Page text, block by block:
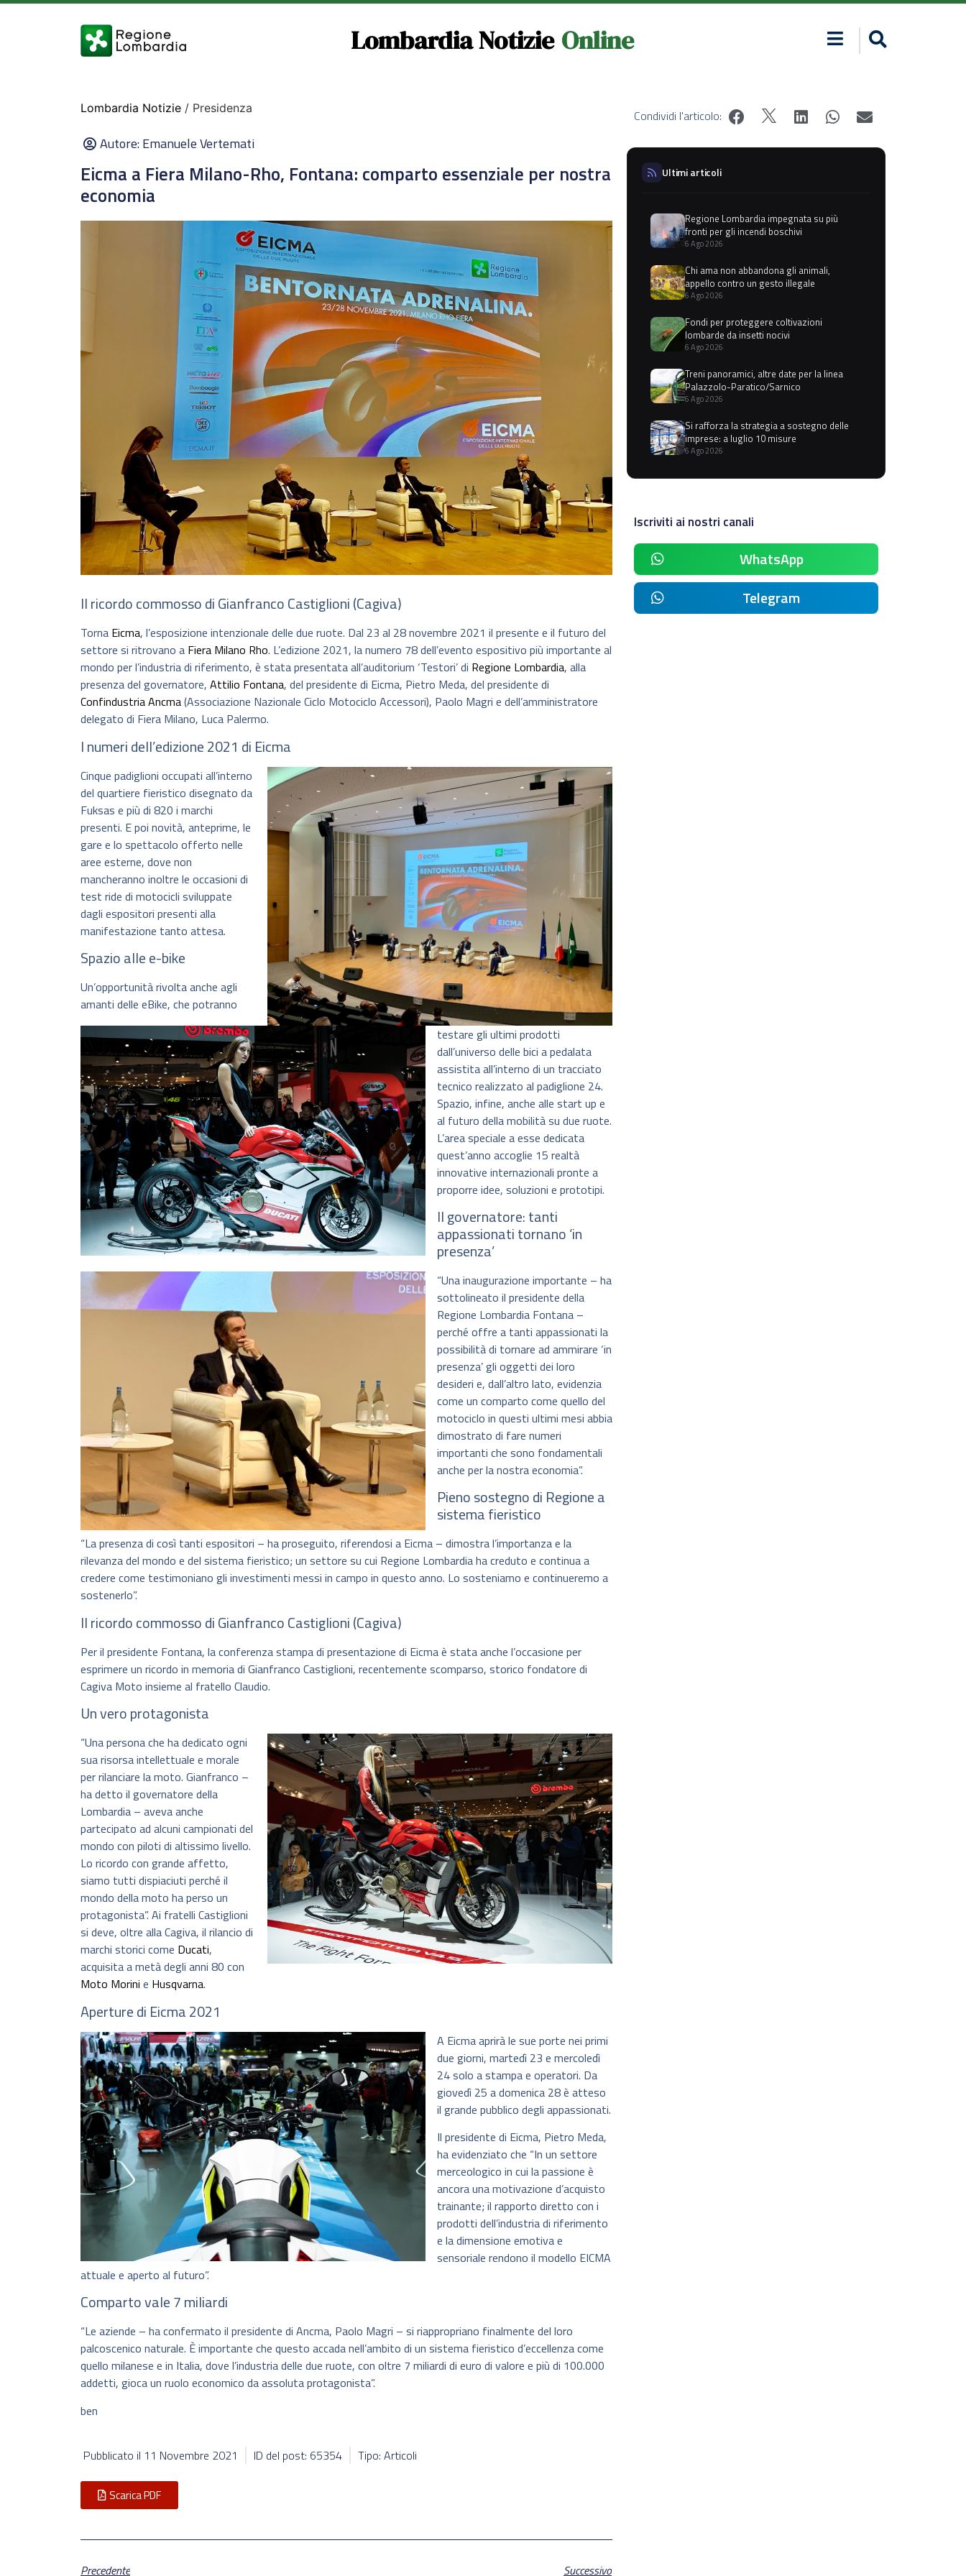
Lombardia Notizie Online
Lombardia Notizie / Presidenza
Autore:Emanuele Vertemati
Eicma a Fiera Milano-Rho, Fontana: comparto essenziale per nostra
economia
Il ricordo commosso di Gianfranco Castiglioni (Cagiva)
Torna Eicma, l’esposizione intenzionale delle due ruote. Dal 23 al 28 novembre 2021 il presente e il futuro del
settore si ritrovano a Fiera Milano Rho. L’edizione 2021, la numero 78 dell’evento espositivo più importante al
mondo per l’industria di riferimento, è stata presentata all’auditorium ‘Testori’ di Regione Lombardia, alla
presenza del governatore, Attilio Fontana, del presidente di Eicma, Pietro Meda, del presidente di
Confindustria Ancma(Associazione Nazionale Ciclo Motociclo Accessori), Paolo Magri e dell’amministratore
delegato di Fiera Milano, Luca Palermo.
I numeri dell’edizione 2021 di Eicma
Cinque padiglioni occupati all’interno
del quartiere fieristico disegnato da
Fuksas e più di 820 i marchi
presenti. E poi novità, anteprime, le
gare e lo spettacolo offerto nelle
aree esterne, dove non
mancheranno inoltre le occasioni di
test ride di motocicli sviluppate
dagli espositori presenti alla
manifestazione tanto attesa.
Spazio alle e-bike
Un’opportunità rivolta anche agli
amanti delle eBike, che potranno
testare gli ultimi prodotti
dall’universo delle bici a pedalata
assistita all’interno di un tracciato
tecnico realizzato al padiglione 24.
Spazio, infine, anche alle start up e
al futuro della mobilità su due ruote.
L’area speciale a esse dedicata
quest’anno accoglie 15 realtà
innovative internazionali pronte a
proporre idee, soluzioni e prototipi.
Il governatore: tanti
appassionati tornano ‘in
presenza’
“Una inaugurazione importante – ha
sottolineato il presidente della
Regione Lombardia Fontana –
perché offre a tanti appassionati la
possibilità di tornare ad ammirare ‘in
presenza’ gli oggetti dei loro
desideri e, dall’altro lato, evidenzia
come un comparto come quello del
motociclo in questi ultimi mesi abbia
dimostrato di fare numeri
importanti che sono fondamentali
anche per la nostra economia”.
Pieno sostegno di Regione a
sistema fieristico
“La presenza di così tanti espositori – ha proseguito, riferendosi a Eicma – dimostra l’importanza e la
rilevanza del mondo e del sistema fieristico; un settore su cui Regione Lombardia ha creduto e continua a
credere come testimoniano gli investimenti messi in campo in questo anno. Lo sosteniamo e continueremo a
sostenerlo”.
Il ricordo commosso di Gianfranco Castiglioni (Cagiva)
Per il presidente Fontana, la conferenza stampa di presentazione di Eicma è stata anche l’occasione per
esprimere un ricordo in memoria di Gianfranco Castiglioni, recentemente scomparso, storico fondatore di
Cagiva Moto insieme al fratello Claudio.
Un vero protagonista
“Una persona che ha dedicato ogni
sua risorsa intellettuale e morale
per rilanciare la moto. Gianfranco –
ha detto il governatore della
Lombardia – aveva anche
partecipato ad alcuni campionati del
mondo con piloti di altissimo livello.
Lo ricordo con grande affetto,
siamo tutti dispiaciuti perché il
mondo della moto ha perso un
protagonista”. Ai fratelli Castiglioni
si deve, oltre alla Cagiva, il rilancio di
marchi storici come Ducati,
acquisita a metà degli anni 80 con
Moto Morini e Husqvarna.
Aperture di Eicma 2021
A Eicma aprirà le sue porte nei primi
due giorni, martedì 23 e mercoledì
24 solo a stampa e operatori. Da
giovedì 25 a domenica 28 è atteso
il grande pubblico degli appassionati.
Il presidente di Eicma, Pietro Meda,
ha evidenziato che “In un settore
merceologico in cui la passione è
ancora una motivazione d’acquisto
trainante; il rapporto diretto con i
prodotti dell’industria di riferimento
e la dimensione emotiva e
sensoriale rendono il modello EICMA
attuale e aperto al futuro”.
Comparto vale 7 miliardi
“Le aziende – ha confermato il presidente di Ancma, Paolo Magri – si riappropriano finalmente del loro
palcoscenico naturale. È importante che questo accada nell’ambito di un sistema fieristico d’eccellenza come
quello milanese e in Italia, dove l’industria delle due ruote, con oltre 7 miliardi di euro di valore e più di 100.000
addetti, gioca un ruolo economico da assoluta protagonista”.
ben
Pubblicato il 11 Novembre 2021 ID del post: 65354 Tipo: Articoli
Scarica PDF
Precedente Successivo
Condividi l'articolo:
Ultimi articoli
Regione Lombardia impegnata su più
fronti per gli incendi boschivi
6 Ago 2026
Chi ama non abbandona gli animali,
appello contro un gesto illegale
6 Ago 2026
Fondi per proteggere coltivazioni
lombarde da insetti nocivi
6 Ago 2026
Treni panoramici, altre date per la linea
Palazzolo-Paratico/Sarnico
6 Ago 2026
Si rafforza la strategia a sostegno delle
imprese: a luglio 10 misure
6 Ago 2026
Iscriviti ai nostri canali
WhatsApp
Telegram